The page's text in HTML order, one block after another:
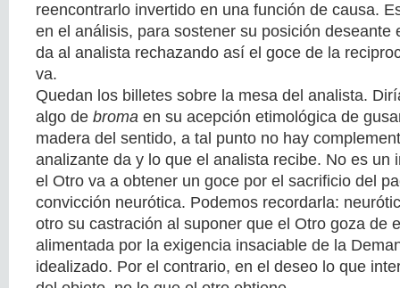
reencontrarlo invertido en una función de causa.
en el análisis, para sostener su posición deseante
da al analista rechazando así el goce de la
va.
Quedan los billetes sobre la mesa del analista.
algo de broma en su acepción etimológica de
madera del sentido, a tal punto no hay
analizante da y lo que el analista recibe. No es un
el Otro va a obtener un goce por el sacrificio del
convicción neurótica. Podemos recordarla:
otro su castración al suponer que el Otro goza de
alimentada por la exigencia insaciable de la
idealizado. Por el contrario, en el deseo lo que